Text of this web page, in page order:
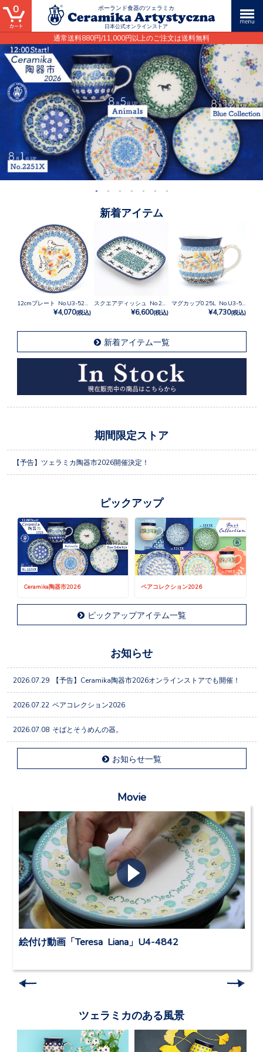
ポーランド食器のツェラミカ
日本公式オンラインストア
通常送料880円/11,000円以上のご注文は送料無料
0
新着アイテム
¥4,070(税込) ¥6,600(税込) ¥4,730(税込)
新着アイテム一覧
期間限定ストア
【予告】ツェラミカ陶器市2026開催決定！
ピックアップ
Ceramika陶器市2026 ペアコレクション2026
ピックアップアイテム一覧
お知らせ
2026.07.29 【予告】Ceramika陶器市2026オンラインストアでも開催！
2026.07.22 ペアコレクション2026
2026.07.08 そばとそうめんの器。
お知らせ一覧
Movie
絵付け動画「Teresa Liana」U4-4842
ツェラミカのある風景